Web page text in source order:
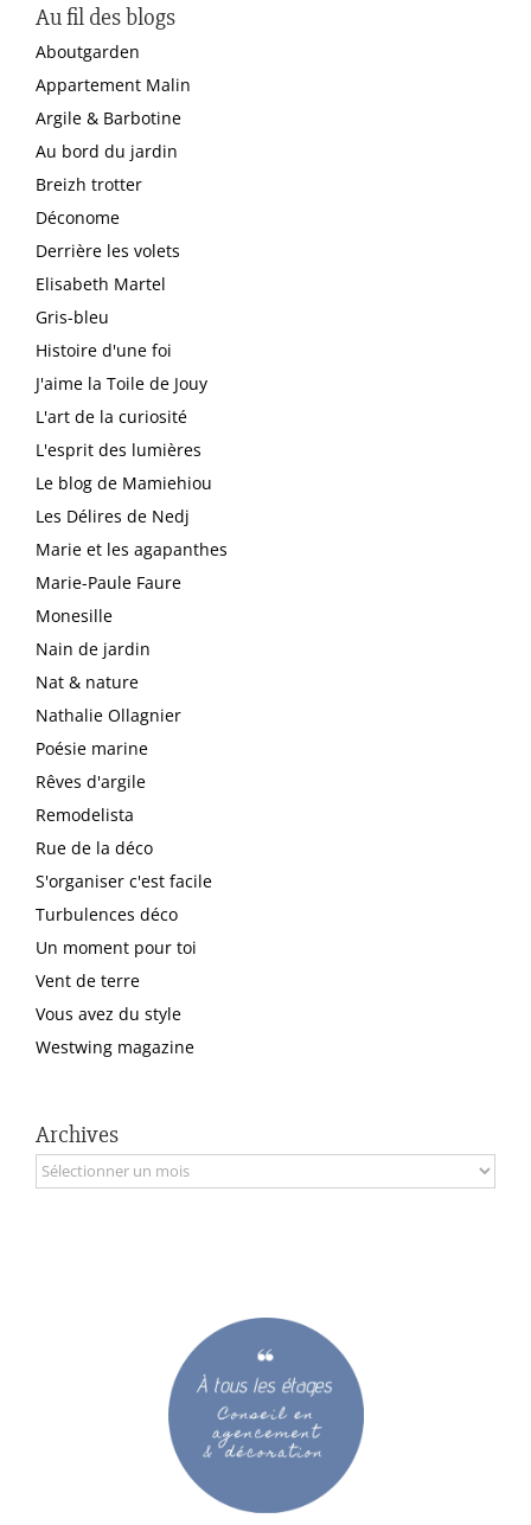
Au fil des blogs
Aboutgarden
Appartement Malin
Argile & Barbotine
Au bord du jardin
Breizh trotter
Déconome
Derrière les volets
Elisabeth Martel
Gris-bleu
Histoire d'une foi
J'aime la Toile de Jouy
L'art de la curiosité
L'esprit des lumières
Le blog de Mamiehiou
Les Délires de Nedj
Marie et les agapanthes
Marie-Paule Faure
Monesille
Nain de jardin
Nat & nature
Nathalie Ollagnier
Poésie marine
Rêves d'argile
Remodelista
Rue de la déco
S'organiser c'est facile
Turbulences déco
Un moment pour toi
Vent de terre
Vous avez du style
Westwing magazine
Archives
Archives